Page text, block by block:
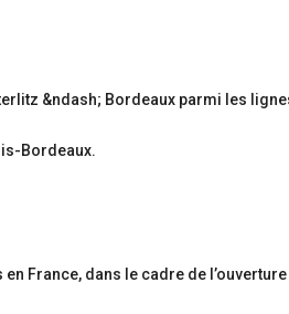
Bordeaux.
France, dans le cadre de l’ouverture